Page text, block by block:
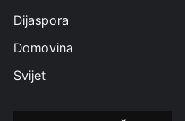
Dijaspora
Domovina
Svijet